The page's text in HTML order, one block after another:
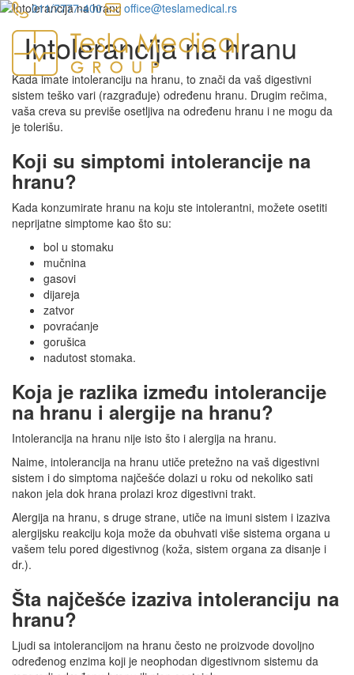
011/7777-400
office@teslamedical.rs
Intolerancija na hranu
Kada imate intoleranciju na hranu, to znači da vaš digestivni
sistem teško vari (razgrađuje) određenu hranu. Drugim rečima,
vaša creva su previše osetljiva na određenu hranu i ne mogu da
je tolerišu.
Koji su simptomi intolerancije na
hranu?
Kada konzumirate hranu na koju ste intolerantni, možete osetiti
neprijatne simptome kao što su:
bol u stomaku
mučnina
gasovi
dijareja
zatvor
povraćanje
gorušica
nadutost stomaka.
Koja je razlika između intolerancije
na hranu i alergije na hranu?
Intolerancija na hranu nije isto što i alergija na hranu.
Naime, intolerancija na hranu utiče pretežno na vaš digestivni
sistem i do simptoma najčešće dolazi u roku od nekoliko sati
nakon jela dok hrana prolazi kroz digestivni trakt.
Alergija na hranu, s druge strane, utiče na imuni sistem i izaziva
alergijsku reakciju koja može da obuhvati više sistema organa u
vašem telu pored digestivnog (koža, sistem organa za disanje i
dr.).
Šta najčešće izaziva intoleranciju na
hranu?
Ljudi sa intolerancijom na hranu često ne proizvode dovoljno
određenog enzima koji je neophodan digestivnom sistemu da